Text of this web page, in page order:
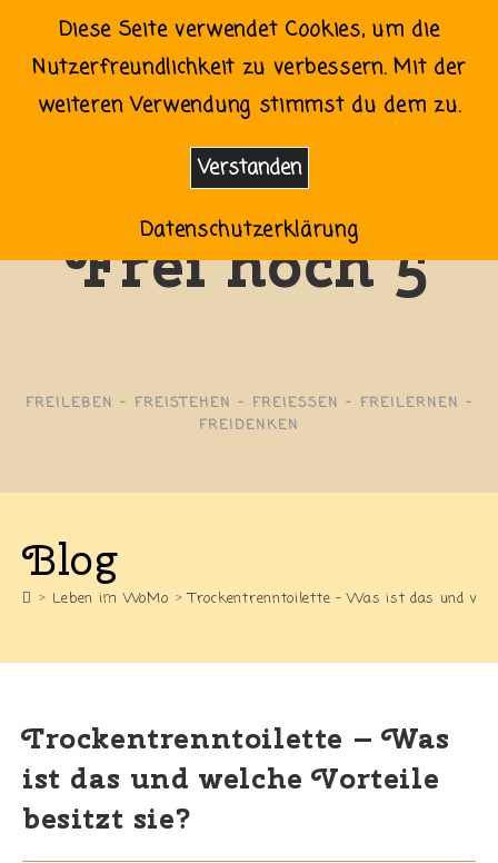
springen
Freihoch5 von Familienidylle bis Vanlifechaos
0
Frei hoch 5
FREILEBEN - FREISTEHEN - FREIESSEN - FREILERNEN -
FREIDENKEN
Blog
> Leben im WoMo > Trockentrenntoilette – Was ist das und
Trockentrenntoilette – Was
ist das und welche Vorteile
besitzt sie?
Diese Seite verwendet Cookies, um die
Nutzerfreundlichkeit zu verbessern. Mit der
weiteren Verwendung stimmst du dem zu.
Verstanden
Datenschutzerklärung